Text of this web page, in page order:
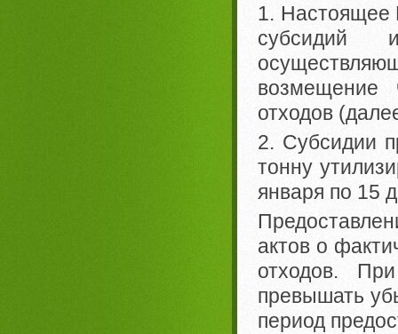
1. Настоящее
субсидий
возмещение
отходов
2. Субсидии
тонну
января по 15
актов о
отходов.
превышать
период